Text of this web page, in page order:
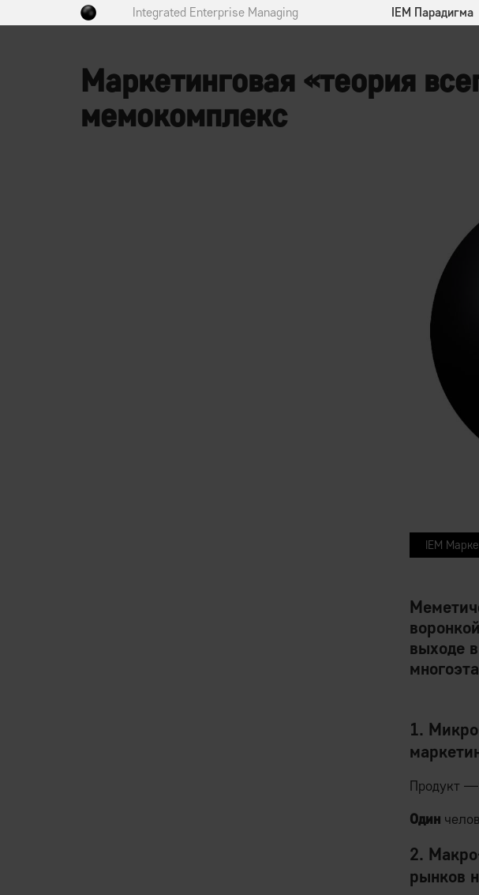
Integrated Enterprise Managing IEM Парадигма
Маркетинговая «теория
мемокомплекс
IEM
выходе
1.
Продукт
Один
2.
рынков